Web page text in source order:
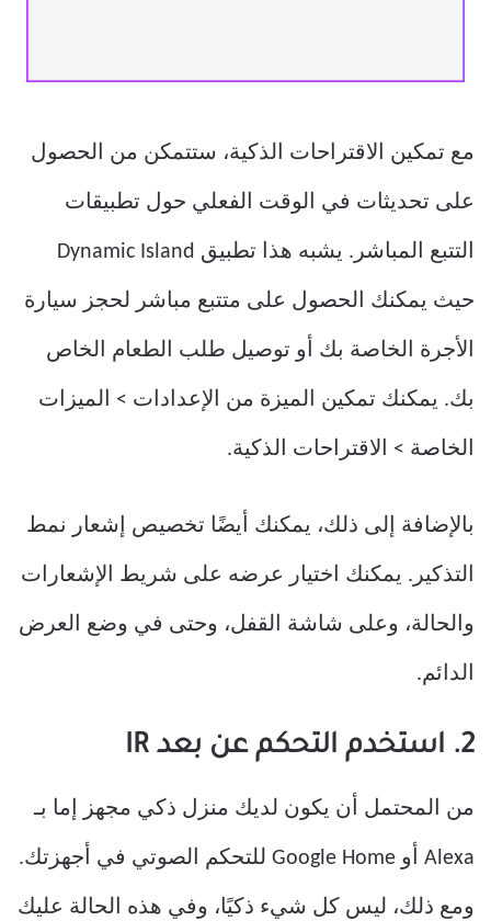
مع تمكين الاقتراحات الذكية، ستتمكن من الحصول
على تحديثات في الوقت الفعلي حول تطبيقات
التتبع المباشر. يشبه هذا تطبيق Dynamic Island
حيث يمكنك الحصول على متتبع مباشر لحجز سيارة
الأجرة الخاصة بك أو توصيل طلب الطعام الخاص
بك. يمكنك تمكين الميزة من الإعدادات > الميزات
الخاصة > الاقتراحات الذكية.
بالإضافة إلى ذلك، يمكنك أيضًا تخصيص إشعار نمط
التذكير. يمكنك اختيار عرضه على شريط الإشعارات
والحالة، وعلى شاشة القفل، وحتى في وضع العرض
الدائم.
2. استخدم التحكم عن بعد IR
من المحتمل أن يكون لديك منزل ذكي مجهز إما بـ
Alexa أو Google Home للتحكم الصوتي في أجهزتك.
ومع ذلك، ليس كل شيء ذكيًا، وفي هذه الحالة عليك